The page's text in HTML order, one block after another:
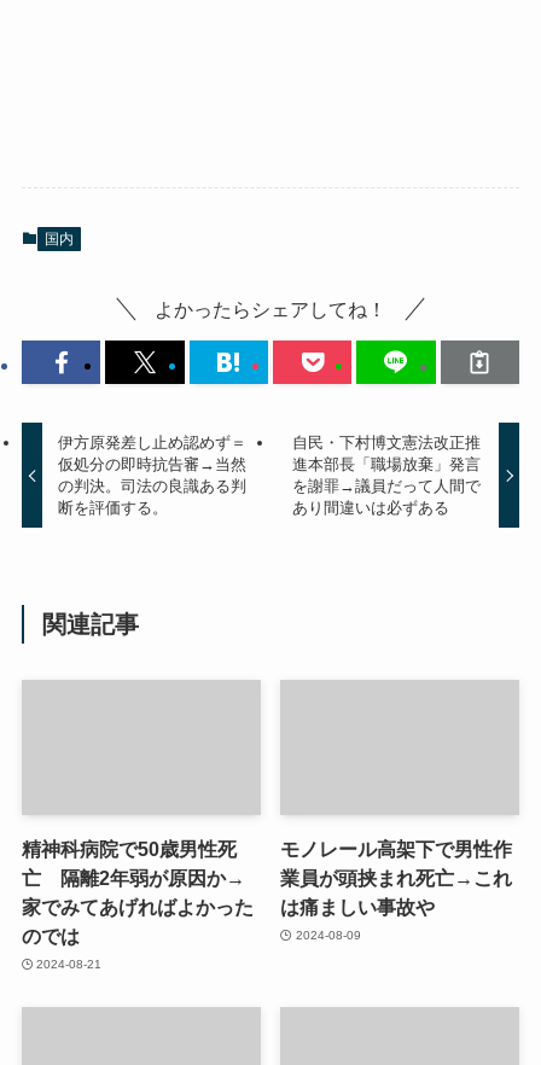
国内
よかったらシェアしてね！
伊方原発差し止め認めず＝
仮処分の即時抗告審→当然
の判決。司法の良識ある判
断を評価する。
自民・下村博文憲法改正推
進本部長「職場放棄」発言
を謝罪→議員だって人間で
あり間違いは必ずある
関連記事
精神科病院で50歳男性死
亡 隔離2年弱が原因か→
家でみてあげればよかった
のでは
2024-08-21
モノレール高架下で男性作
業員が頭挟まれ死亡→これ
は痛ましい事故や
2024-08-09